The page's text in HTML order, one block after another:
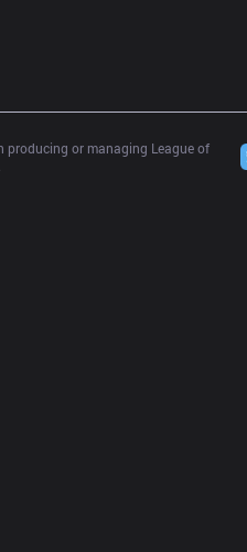
producing or managing League of